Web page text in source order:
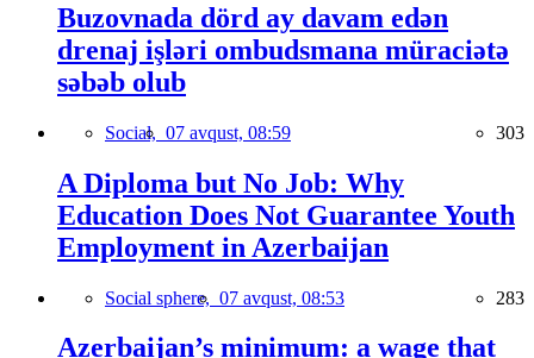
Buzovnada dörd ay davam edən
drenaj işləri ombudsmana müraciətə
səbəb olub
Social, 07 avqust, 08:59 303
A Diploma but No Job: Why
Education Does Not Guarantee Youth
Employment in Azerbaijan
Social sphere, 07 avqust, 08:53 283
Azerbaijan’s minimum: a wage that